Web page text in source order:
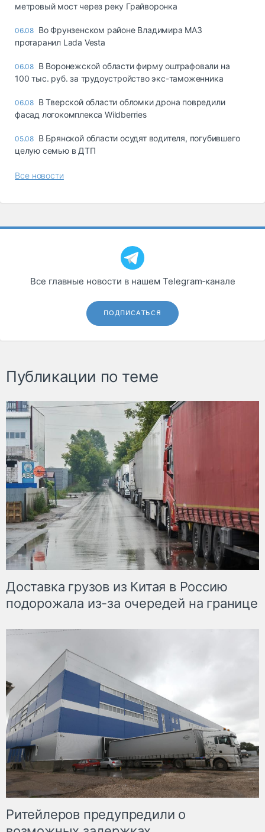
метровый мост через реку Грайворонка
06.08 Во Фрунзенском районе Владимира МАЗ
протаранил Lada Vesta
06.08 В Воронежской области фирму оштрафовали на
100 тыс. руб. за трудоустройство экс-таможенника
06.08 В Тверской области обломки дрона повредили
фасад логокомплекса Wildberries
05.08 В Брянской области осудят водителя, погубившего
целую семью в ДТП
Все новости
Все главные новости в нашем Telegram‑канале
ПОДПИСАТЬСЯ
Публикации по теме
Доставка грузов из Китая в Россию
подорожала из-за очередей на границе
Ритейлеров предупредили о